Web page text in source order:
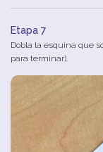
Etapa 7
Dobla la esquina que
para terminar).